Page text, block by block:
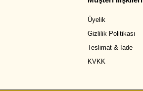
Üyelik
Gizlilik Politikası
Teslimat & İade
KVKK